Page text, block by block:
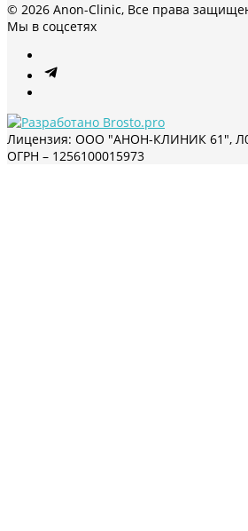
© 2026 Anon-Clinic, Все права
Мы в соцсетях
Лицензия: ООО "АНОН-КЛИНИК 61",
ОГРН – 1256100015973